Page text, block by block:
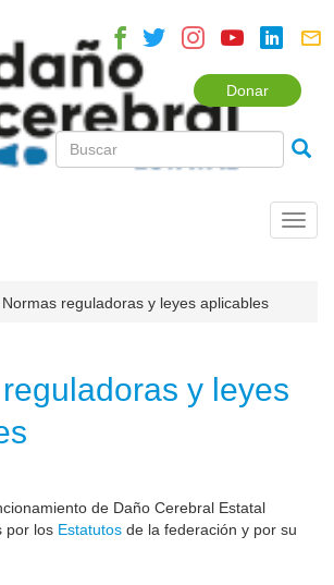
Donar
Normas reguladoras y leyes aplicables
y leyes
de Daño Cerebral Estatal
por los Estatutos de la federación y por su